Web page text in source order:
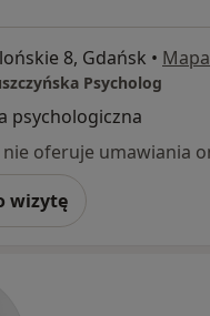
8, Gdańsk • Mapa
Psycholog
psychologiczna
wizytę